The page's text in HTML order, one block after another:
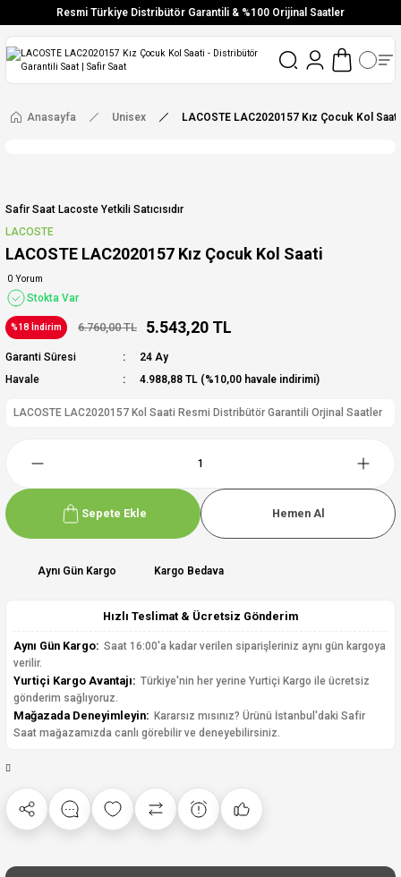
Resmi Türkiye Distribütör Garantili & %100 Orijinal Saatler
Vade Farksız 6 Taksit
Aynı Gün Stoktan Gönderim
Ücretsiz Kargo
Anasayfa Unisex LACOSTE LAC2020157 Kız Çocuk Kol Saati
Safir Saat Lacoste Yetkili Satıcısıdır
LACOSTE
LACOSTE LAC2020157 Kız Çocuk Kol Saati
0 Yorum
Stokta Var
%18 İndirim 6.760,00 TL 5.543,20 TL
Garanti Süresi
24 Ay
Havale
4.988,88 TL (%10,00 havale indirimi)
LACOSTE LAC2020157 Kol Saati Resmi Distribütör Garantili Orjinal Saatler
Sepete Ekle Hemen Al
Aynı Gün Kargo Kargo Bedava
Hızlı Teslimat & Ücretsiz Gönderim
Aynı Gün Kargo: Saat 16:00'a kadar verilen siparişleriniz aynı gün kargoya
verilir.
Yurtiçi Kargo Avantajı: Türkiye'nin her yerine Yurtiçi Kargo ile ücretsiz
gönderim sağlıyoruz.
Mağazada Deneyimleyin: Kararsız mısınız? Ürünü İstanbul'daki Safir
Saat mağazamızda canlı görebilir ve deneyebilirsiniz.